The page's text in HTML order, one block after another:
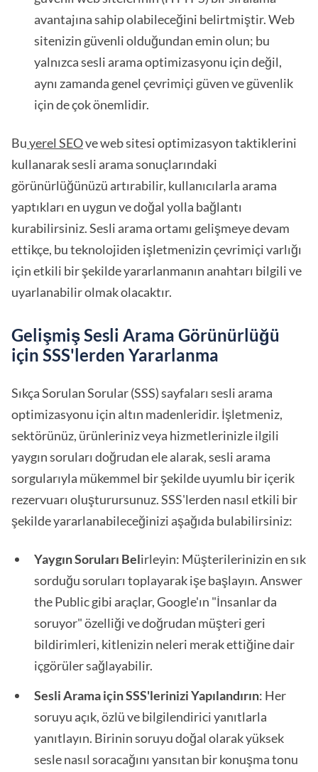
avantajına sahip olabileceğini belirtmiştir. Web
sitenizin güvenli olduğundan emin olun; bu
yalnızca sesli arama optimizasyonu için değil,
aynı zamanda genel çevrimiçi güven ve güvenlik
için de çok önemlidir.
Buyerel SEOve web sitesi optimizasyon taktiklerini
kullanarak sesli arama sonuçlarındaki
görünürlüğünüzü artırabilir, kullanıcılarla arama
yaptıkları en uygun ve doğal yolla bağlantı
kurabilirsiniz. Sesli arama ortamı gelişmeye devam
ettikçe, bu teknolojiden işletmenizin çevrimiçi varlığı
için etkili bir şekilde yararlanmanın anahtarı bilgili ve
uyarlanabilir olmak olacaktır.
Gelişmiş Sesli Arama Görünürlüğü
için SSS'lerden Yararlanma
Sıkça Sorulan Sorular (SSS) sayfaları sesli arama
optimizasyonu için altın madenleridir. İşletmeniz,
sektörünüz, ürünleriniz veya hizmetlerinizle ilgili
yaygın soruları doğrudan ele alarak, sesli arama
sorgularıyla mükemmel bir şekilde uyumlu bir içerik
rezervuarı oluşturursunuz. SSS'lerden nasıl etkili bir
şekilde yararlanabileceğinizi aşağıda bulabilirsiniz:
Yaygın Soruları Belirleyin: Müşterilerinizin en sık
sorduğu soruları toplayarak işe başlayın. Answer
the Public gibi araçlar, Google'ın "İnsanlar da
soruyor" özelliği ve doğrudan müşteri geri
bildirimleri, kitlenizin neleri merak ettiğine dair
içgörüler sağlayabilir.
Sesli Arama için SSS'lerinizi Yapılandırın: Her
soruyu açık, özlü ve bilgilendirici yanıtlarla
yanıtlayın. Birinin soruyu doğal olarak yüksek
sesle nasıl soracağını yansıtan bir konuşma tonu